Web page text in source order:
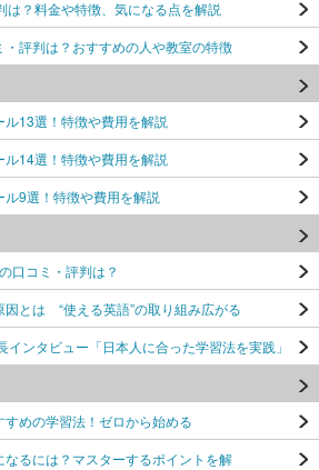
は？料金や特徴、気になる点を解説
評判は？おすすめの人や教室の特徴
13選！特徴や費用を解説
14選！特徴や費用を解説
9選！特徴や費用を解説
口コミ・評判は？
因とは “使える英語”の取り組み広がる
ンタビュー「日本人に合った学習法を実践」
すめの学習法！ゼロから始める
るには？マスターするポイントを解